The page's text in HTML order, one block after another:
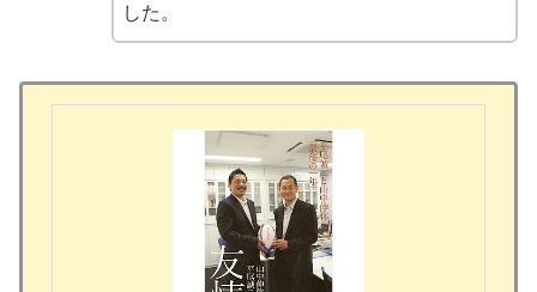
した。